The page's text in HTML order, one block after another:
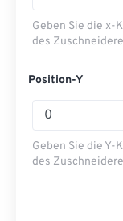
Geben Sie die x-
des
Position-Y
Geben Sie die
des